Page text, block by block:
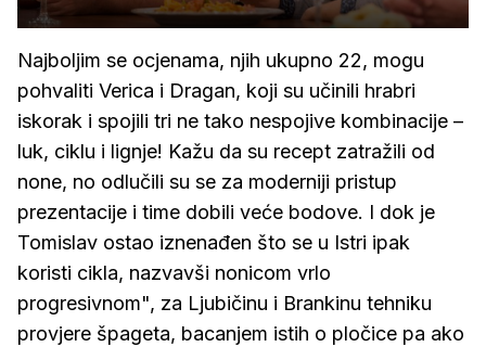
Najboljim se ocjenama, njih ukupno 22, mogu
pohvaliti Verica i Dragan, koji su učinili hrabri
iskorak i spojili tri ne tako nespojive kombinacije –
luk, ciklu i lignje! Kažu da su recept zatražili od
none, no odlučili su se za moderniji pristup
prezentacije i time dobili veće bodove. I dok je
Tomislav ostao iznenađen što se u Istri ipak
koristi cikla, nazvavši nonicom vrlo
progresivnom", za Ljubičinu i Brankinu tehniku
provjere špageta, bacanjem istih o pločice pa ako